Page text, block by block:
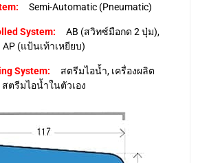
Semi-Automatic (Pneumatic)
System: AB (สวิทซ์มือกด 2 ปุ่ม),
AP (แป้นเท้าเหยียบ)
System: สตรีมไอน้ำ, เครื่องผลิต
สตรีมไอน้ำในตัวเอง